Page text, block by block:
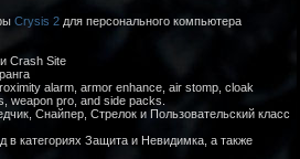
Crysis 2 для персонального компьютера
Crash Site
alarm, armor enhance, air stomp, cloak
weapon pro, and side packs.
Снайпер, Стрелок и Пользовательский класс
в категориях Защита и Невидимка, а также